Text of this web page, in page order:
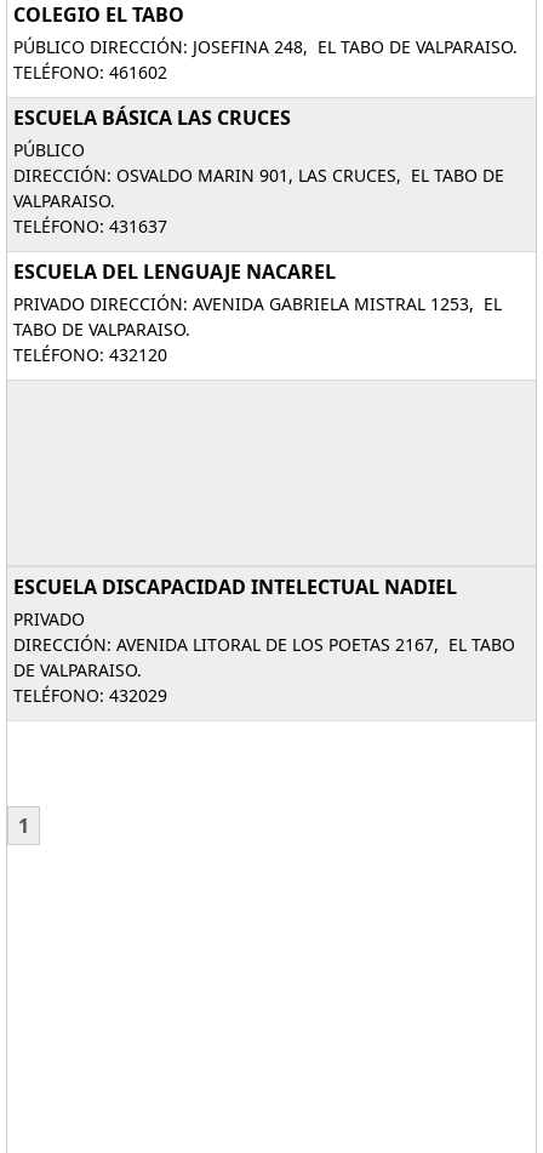
COLEGIO EL TABO
PÚBLICO DIRECCIÓN: JOSEFINA 248, EL TABO DE VALPARAISO.
TELÉFONO: 461602
ESCUELA BÁSICA LAS CRUCES
PÚBLICO
DIRECCIÓN: OSVALDO MARIN 901, LAS CRUCES, EL TABO DE
VALPARAISO.
TELÉFONO: 431637
ESCUELA DEL LENGUAJE NACAREL
PRIVADO DIRECCIÓN: AVENIDA GABRIELA MISTRAL 1253, EL
TABO DE VALPARAISO.
TELÉFONO: 432120
ESCUELA DISCAPACIDAD INTELECTUAL NADIEL
PRIVADO
DIRECCIÓN: AVENIDA LITORAL DE LOS POETAS 2167, EL TABO
DE VALPARAISO.
TELÉFONO: 432029
1